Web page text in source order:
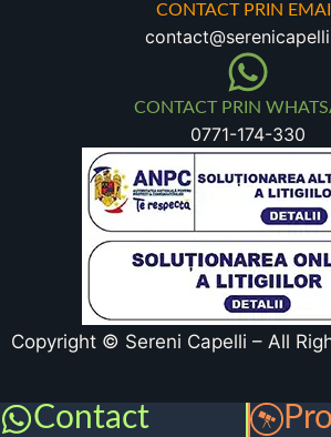
CONTACT PRIN
CONTACT PRIN
0771-174-330
Copyright © Sereni Capelli – All
Contact